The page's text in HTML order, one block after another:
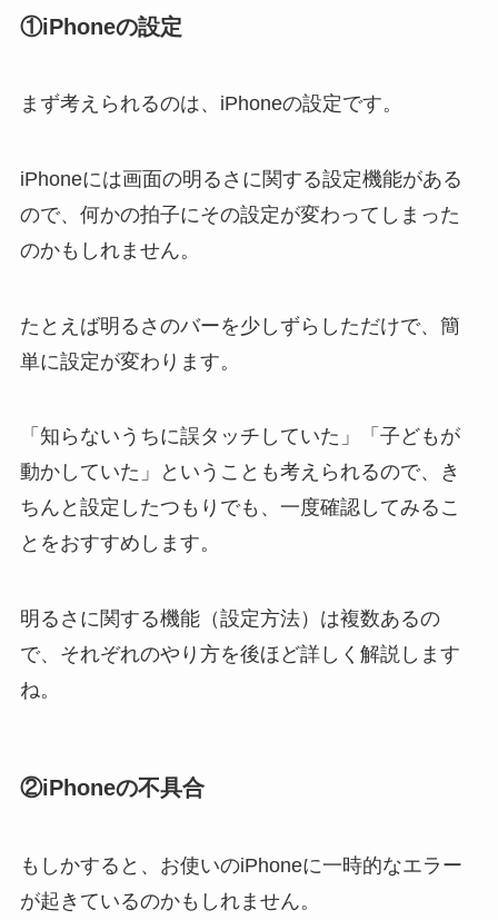
①iPhoneの設定
まず考えられるのは、iPhoneの設定です。
iPhoneには画面の明るさに関する設定機能がある
ので、何かの拍子にその設定が変わってしまった
のかもしれません。
たとえば明るさのバーを少しずらしただけで、簡
単に設定が変わります。
「知らないうちに誤タッチしていた」「子どもが
動かしていた」ということも考えられるので、き
ちんと設定したつもりでも、一度確認してみるこ
とをおすすめします。
明るさに関する機能（設定方法）は複数あるの
で、それぞれのやり方を後ほど詳しく解説します
ね。
②iPhoneの不具合
もしかすると、お使いのiPhoneに一時的なエラー
が起きているのかもしれません。